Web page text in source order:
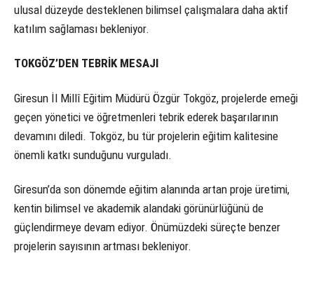
ulusal düzeyde desteklenen bilimsel çalışmalara daha aktif
katılım sağlaması bekleniyor.
TOKGÖZ’DEN TEBRİK MESAJI
Giresun İl Millî Eğitim Müdürü Özgür Tokgöz, projelerde emeği
geçen yönetici ve öğretmenleri tebrik ederek başarılarının
devamını diledi. Tokgöz, bu tür projelerin eğitim kalitesine
önemli katkı sunduğunu vurguladı.
Giresun’da son dönemde eğitim alanında artan proje üretimi,
kentin bilimsel ve akademik alandaki görünürlüğünü de
güçlendirmeye devam ediyor. Önümüzdeki süreçte benzer
projelerin sayısının artması bekleniyor.